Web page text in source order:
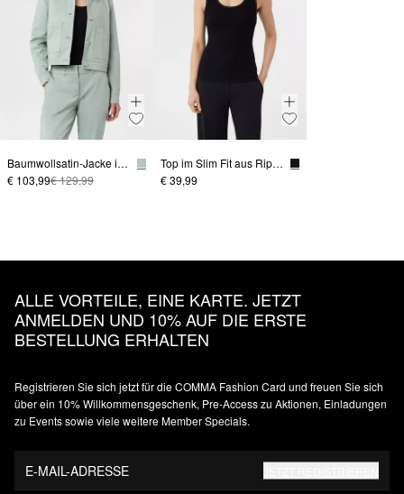
Baumwollsatin-Jacke im Boxy Fit mit Hemdkragen
€ 103,99€ 129,99
Top im Slim Fit aus Rippware
€ 39,99
ALLE VORTEILE, EINE KARTE. JETZT
ANMELDEN UND 10% AUF DIE ERSTE
BESTELLUNG ERHALTEN
Registrieren Sie sich jetzt für die COMMA Fashion Card und freuen Sie sich
über ein 10% Willkommensgeschenk, Pre-Access zu Aktionen, Einladungen
zu Events sowie viele weitere Member Specials.
E-MAIL-ADRESSE